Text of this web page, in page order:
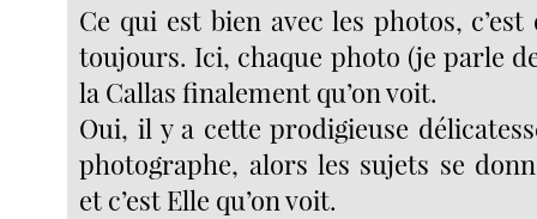
Ce qui est bien avec les photos, c’est
toujours. Ici, chaque photo (je parle
la Callas finalement qu’on voit.
Oui, il y a cette prodigieuse
photographe, alors les sujets se
et c’est Elle qu’on voit.